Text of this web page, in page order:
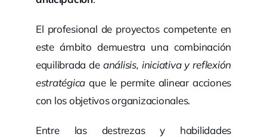
El profesional de proyectos competente en
este ámbito demuestra una combinación
equilibrada de análisis, iniciativa y reflexión
estratégica que le permite alinear acciones
con los objetivos organizacionales.
Entre las destrezas y habilidades